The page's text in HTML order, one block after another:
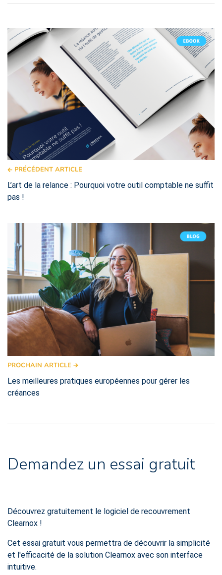
PRÉCÉDENT ARTICLE
L’art de la relance : Pourquoi votre outil comptable ne suffit
pas !
PROCHAIN ARTICLE
Les meilleures pratiques européennes pour gérer les
créances
Demandez un essai gratuit
Découvrez gratuitement le logiciel de recouvrement
Clearnox !
Cet essai gratuit vous permettra de découvrir la simplicité
et l'efficacité de la solution Clearnox avec son interface
intuitive.